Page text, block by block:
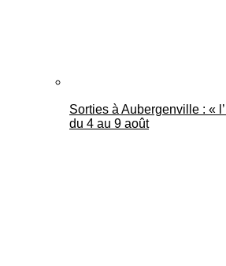
Sorties à Aubergenville : «
du 4 au 9 août